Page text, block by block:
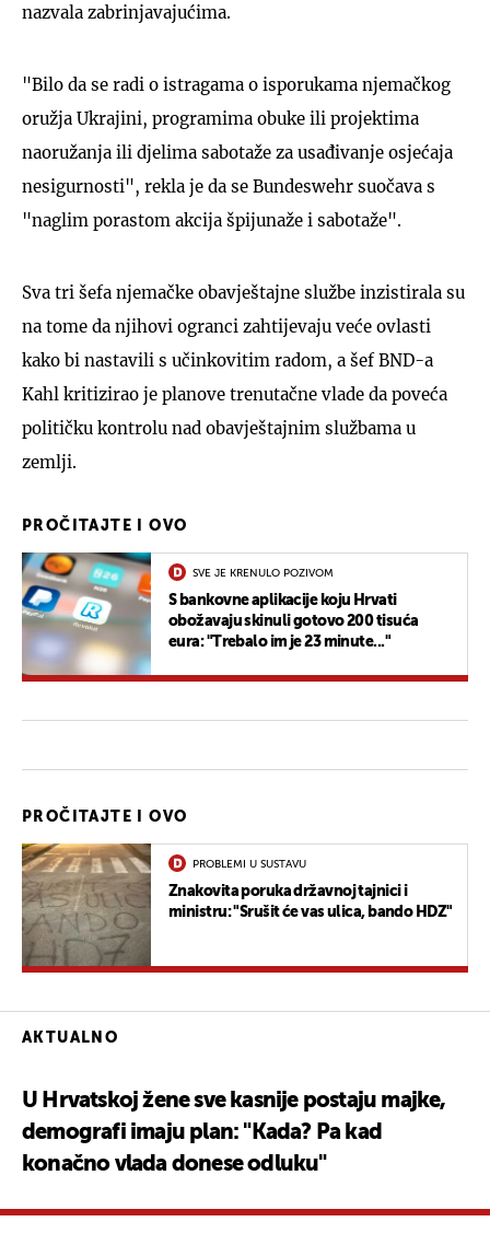
nazvala zabrinjavajućima.
"Bilo da se radi o istragama o isporukama njemačkog
oružja Ukrajini, programima obuke ili projektima
naoružanja ili djelima sabotaže za usađivanje osjećaja
nesigurnosti", rekla je da se Bundeswehr suočava s
"naglim porastom akcija špijunaže i sabotaže".
Sva tri šefa njemačke obavještajne službe inzistirala su
na tome da njihovi ogranci zahtijevaju veće ovlasti
kako bi nastavili s učinkovitim radom, a šef BND-a
Kahl kritizirao je planove trenutačne vlade da poveća
političku kontrolu nad obavještajnim službama u
zemlji.
PROČITAJTE I OVO
SVE JE KRENULO POZIVOM
S bankovne aplikacije koju Hrvati
obožavaju skinuli gotovo 200 tisuća
eura: "Trebalo im je 23 minute..."
PROČITAJTE I OVO
PROBLEMI U SUSTAVU
Znakovita poruka državnoj tajnici i
ministru: "Srušit će vas ulica, bando HDZ"
AKTUALNO
U Hrvatskoj žene sve kasnije postaju majke,
demografi imaju plan: "Kada? Pa kad
konačno vlada donese odluku"